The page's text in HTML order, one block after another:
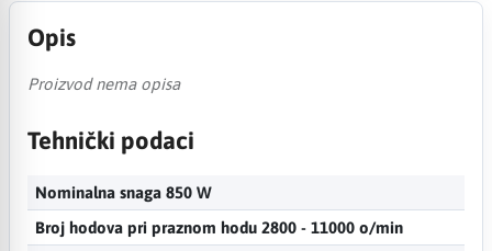
Opis
Proizvod nema opisa
Tehnički podaci
Nominalna snaga 850 W
Broj hodova pri praznom hodu 2800 - 11000 o/min